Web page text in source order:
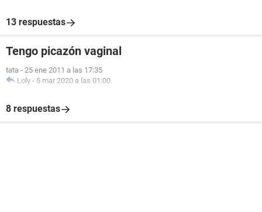
13 respuestas
Tengo picazón vaginal
tata - 25 ene 2011 a las 17:35
Loly - 5 mar 2020 a las 01:00
8 respuestas